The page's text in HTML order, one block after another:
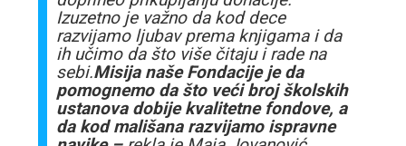
Izuzetno je važno da kod dece
razvijamo ljubav prema knjigama i da
ih učimo da što više čitaju i rade na
sebi.Misija naše Fondacije je da
pomognemo da što veći broj školskih
ustanova dobije kvalitetne fondove, a
da kod mališana razvijamo ispravne